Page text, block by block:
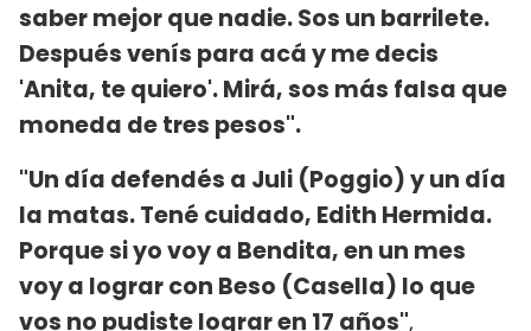
saber mejor que nadie. Sos un barrilete.
Después venís para acá y me decis
'Anita, te quiero'. Mirá, sos más falsa que
moneda de tres pesos".
"Un día defendés a Juli (Poggio) y un día
la matas. Tené cuidado, Edith Hermida.
Porque si yo voy a Bendita, en un mes
voy a lograr con Beso (Casella) lo que
vos no pudiste lograr en 17 años",